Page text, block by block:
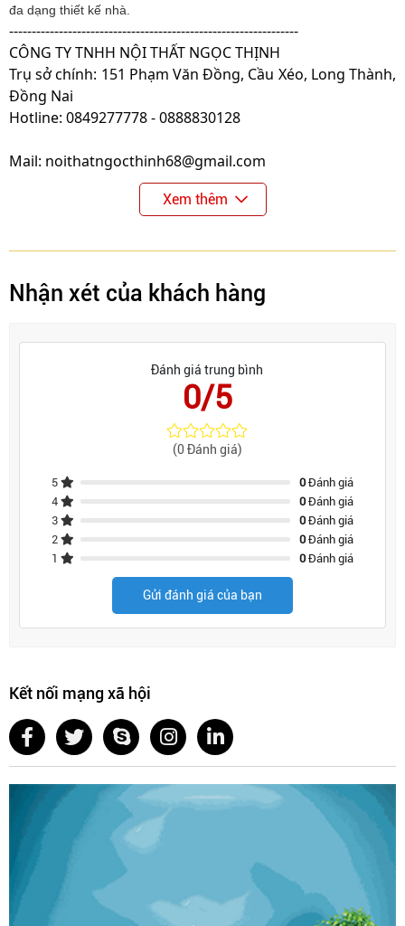
đa dạng thiết kế nhà
----------------------------------------------------------------
CÔNG TY TNHH NỘI THẤT NGỌC THỊNH
Trụ sở chính: 151 Phạm Văn Đồng, Cầu Xéo, Long Thành,
Đồng Nai
Hotline: 0849277778 - 0888830128
Mail: noithatngocthinh68@gmail.com
Xem thêm
Nhận xét của khách hàng
Đánh giá trung bình
0/5
(0 Đánh giá)
5 0Đánh giá
4
0Đánh giá
3
0Đánh giá
2
0Đánh giá
1
0Đánh giá
Gửi đánh giá của bạn
Kết nối mạng xã hội